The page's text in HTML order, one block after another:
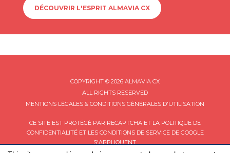
DÉCOUVRIR L'ESPRIT ALMAVIA CX
COPYRIGHT © 2026 ALMAVIA CX
ALL RIGHTS RESERVED
MENTIONS LÉGALES & CONDITIONS GÉNÉRALES D'UTILISATION
CE SITE EST PROTÉGÉ PAR RECAPTCHA ET LA POLITIQUE DE
CONFIDENTIALITÉET LES CONDITIONS DE SERVICEDE GOOGLE
S'APPLIQUENT.